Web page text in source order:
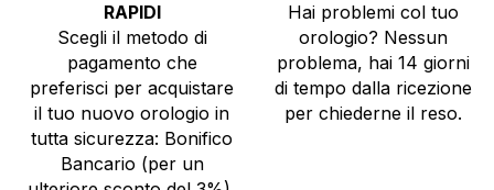
RAPIDI
Scegli il metodo di
pagamento che
preferisci per acquistare
il tuo nuovo orologio in
tutta sicurezza: Bonifico
Bancario (per un
Hai problemi col tuo
orologio? Nessun
problema, hai 14 giorni
di tempo dalla ricezione
per chiederne il reso.